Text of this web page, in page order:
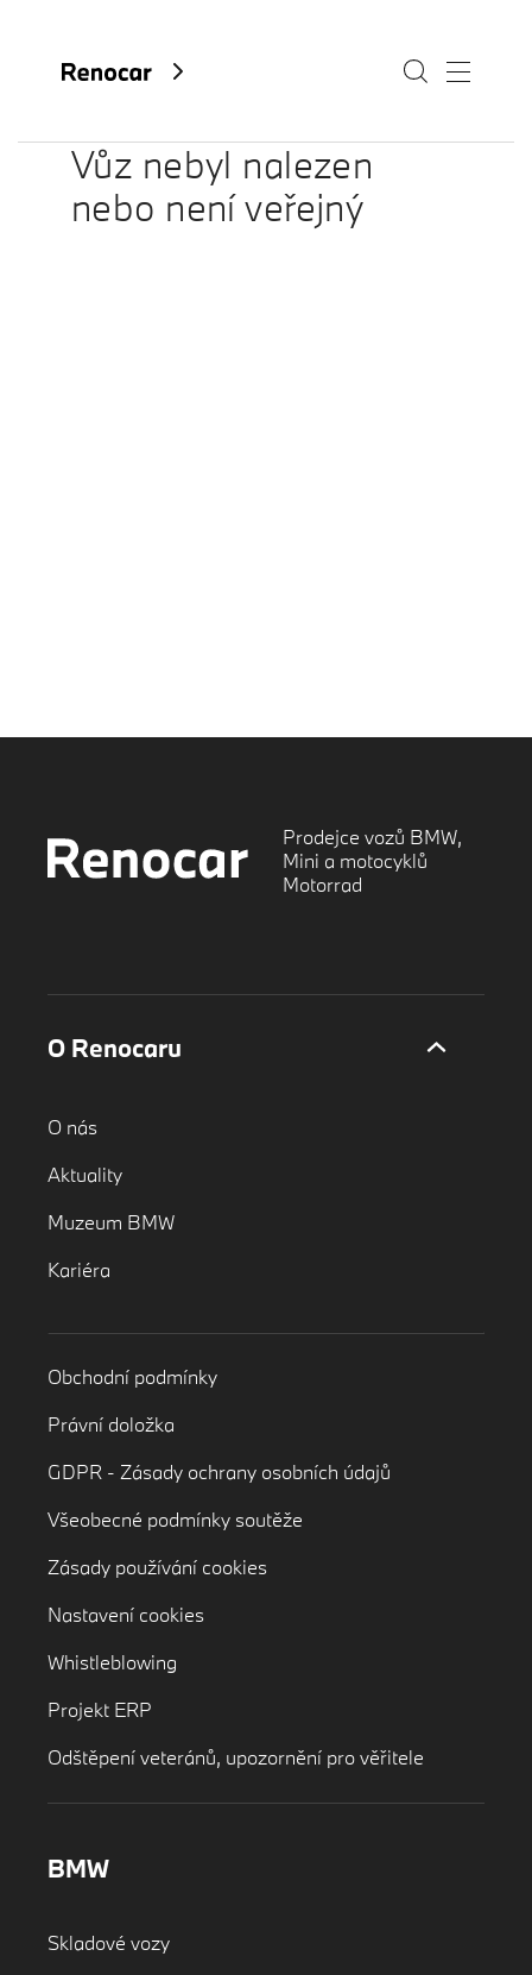
O nás
Vůz nebyl nalezen
nebo není veřejný
Prodejce vozů BMW,
Mini a motocyklů
Motorrad
O Renocaru
O nás
Aktuality
Muzeum BMW
Kariéra
Obchodní podmínky
Právní doložka
GDPR - Zásady ochrany osobních údajů
Všeobecné podmínky soutěže
Zásady používání cookies
Nastavení cookies
Whistleblowing
Projekt ERP
Odštěpení veteránů, upozornění pro věřitele
BMW
Skladové vozy